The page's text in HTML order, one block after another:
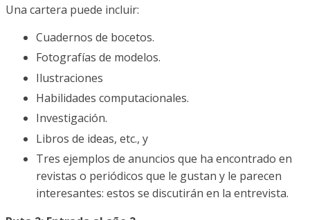
Una cartera puede incluir:
Cuadernos de bocetos.
Fotografías de modelos.
Ilustraciones
Habilidades computacionales.
Investigación.
Libros de ideas, etc., y
Tres ejemplos de anuncios que ha encontrado en
revistas o periódicos que le gustan y le parecen
interesantes: estos se discutirán en la entrevista.